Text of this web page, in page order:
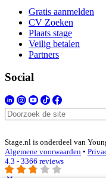
Gratis aanmelden
CV Zoeken
Plaats stage
Veilig betalen
Partners
Social
Stage.nl is onderdeel van
Algemene voorwaarden •
4.3 - 3366 reviews